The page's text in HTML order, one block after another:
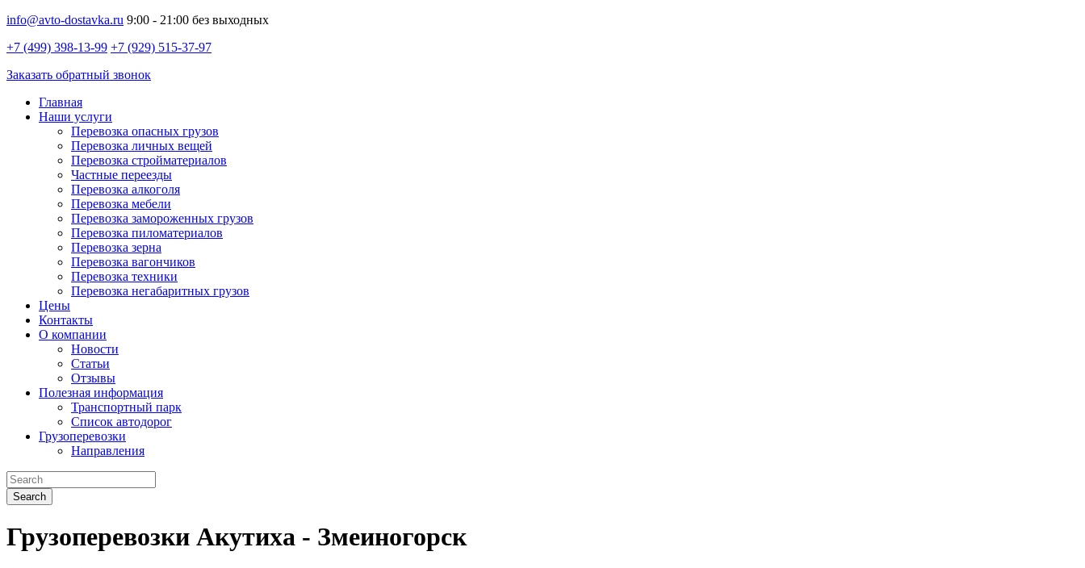
info@avto-dostavka.ru 9:00 - 21:00 без выходных
+7 (499) 398-13-99 +7 (929) 515-37-97
Заказать обратный звонок
Главная
Наши услуги
Перевозка опасных грузов
Перевозка личных вещей
Перевозка стройматериалов
Частные переезды
Перевозка алкоголя
Перевозка мебели
Перевозка замороженных грузов
Перевозка пиломатериалов
Перевозка зерна
Перевозка вагончиков
Перевозка техники
Перевозка негабаритных грузов
Цены
Контакты
О компании
Новости
Статьи
Отзывы
Полезная информация
Транспортный парк
Список автодорог
Грузоперевозки
Направления
Search
Грузоперевозки Акутиха - Змеиногорск